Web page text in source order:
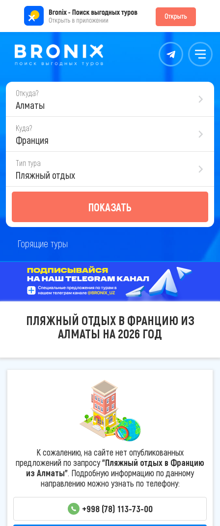
Контакты Меню
Откуда?
Алматы
Куда?
Франция
Тип тура
Пляжный отдых
ПОКАЗАТЬ
Горящие туры
ПЛЯЖНЫЙ ОТДЫХ В ФРАНЦИЮ ИЗ
АЛМАТЫ НА 2026 ГОД
К сожалению, на сайте нет опубликованных
предложений по запросу"Пляжный отдых в Францию
из Алматы". Подробную информацию по данному
направлению можно узнать по телефону:
+998 (78) 113-73-00